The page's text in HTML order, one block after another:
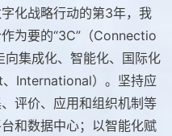
化战略行动的第3年，我
为要的“3C”（Connectio
集成化、智能化、国际化
International）。坚持应
评价、应用和组织机制等
和数据中心；以智能化赋